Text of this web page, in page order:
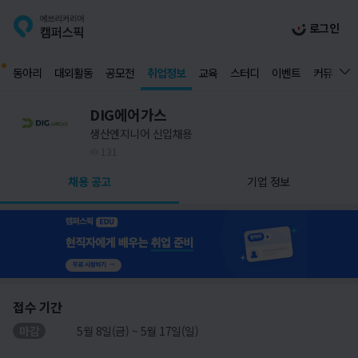
로그인
동아리 대외활동 공모전 취업정보 교육 스터디 이벤트 커뮤니티
DIG에어가스
생산엔지니어 신입채용
채용 공고 기업 정보
접수 기간
5월 8일(금) ~ 5월 17일(일)